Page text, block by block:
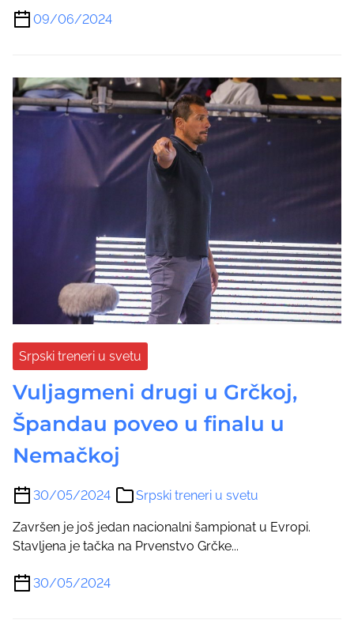
09/06/2024
Srpski treneri u svetu
Vuljagmeni drugi u Grčkoj,
Špandau poveo u finalu u
Nemačkoj
30/05/2024 Srpski treneri u svetu
Završen je još jedan nacionalni šampionat u Evropi.
Stavljena je tačka na Prvenstvo Grčke...
30/05/2024